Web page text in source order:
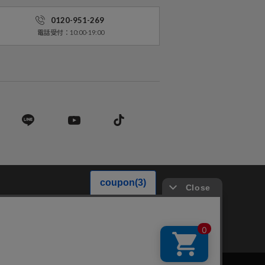
0120-951-269
電話受付：10:00-19:00